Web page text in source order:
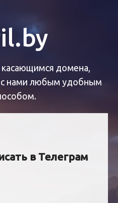
домена,
с нами любым удобным
в Телеграм